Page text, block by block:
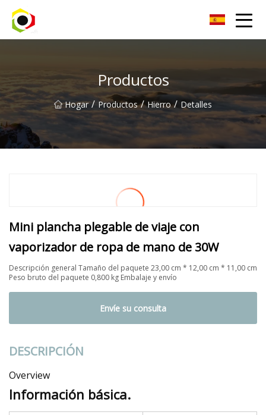
Productos
Hogar / Productos / Hierro / Detalles
Mini plancha plegable de viaje con
vaporizador de ropa de mano de 30W
Descripción general Tamaño del paquete 23,00 cm * 12,00 cm * 11,00 cm
Peso bruto del paquete 0,800 kg Embalaje y envío
Envíe su consulta
DESCRIPCIÓN
Overview
Información básica.